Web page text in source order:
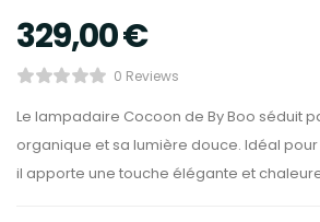
329,00€
0 Reviews
Le lampadaire Cocoon de By Boo séduit
organique et sa lumière douce. Idéal
il apporte une touche élégante et